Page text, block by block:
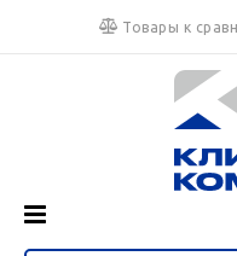
Товары к